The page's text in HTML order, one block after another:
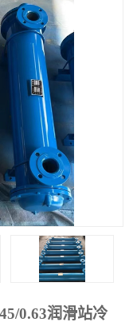
0.63润滑站冷
油冷却器